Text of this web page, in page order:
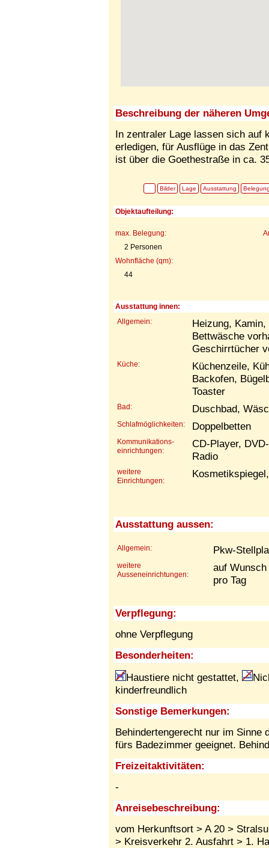
Beschreibung der näheren
In zentraler Lage lassen sich auf
erledigen, für Ausflüge in das
ist über die Goethestraße in ca.
Bilder Lage Ausstattung
Objektaufteilung:
max. Belegung:
2 Personen
Wohnfläche (qm):
44
Ausstattung innen:
Allgemein:
Heizung,
Bettwäsche
Geschirrtücher
Küche:
Küchenzeile,
Backofen,
Toaster
Bad: Duschbad,
Schlafmöglichkeiten: Doppelbetten
Kommunikations-
einrichtungen:
CD-Player,
Radio
weitere
Einrichtungen:
Ausstattung aussen:
Allgemein: Pkw-
weitere
Ausseneinrichtungen:
auf
pro Tag
Verpflegung:
ohne Verpflegung
Besonderheiten:
Haustiere nicht gestattet,
kinderfreundlich
Sonstige Bemerkungen:
Behindertengerecht nur im Sinne
fürs Badezimmer geeignet.
Freizeitaktivitäten:
-
Anreisebeschreibung:
vom Herkunftsort > A 20 >
> Kreisverkehr 2. Ausfahrt > 1.